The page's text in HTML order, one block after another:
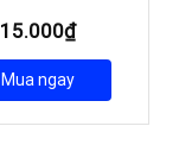
15.000₫
Mua ngay